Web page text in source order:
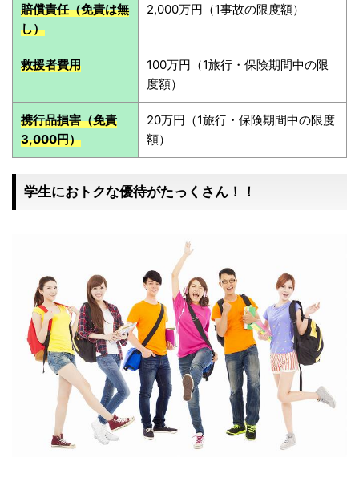
賠償責任（免責は無
し）
2,000万円（1事故の限度額）
救援者費用
100万円（1旅行・保険期間中の限
度額）
携行品損害（免責
3,000円）
20万円（1旅行・保険期間中の限度
額）
学生におトクな優待がたっくさん！！